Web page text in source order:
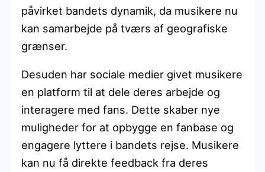
påvirket bandets dynamik, da musikere nu
kan samarbejde på tværs af geografiske
grænser.
Desuden har sociale medier givet musikere
en platform til at dele deres arbejde og
interagere med fans. Dette skaber nye
muligheder for at opbygge en fanbase og
engagere lyttere i bandets rejse. Musikere
kan nu få direkte feedback fra deres